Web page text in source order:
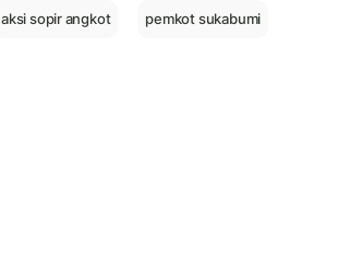
aksi sopir angkot pemkot sukabumi